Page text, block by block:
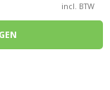
incl. BTW